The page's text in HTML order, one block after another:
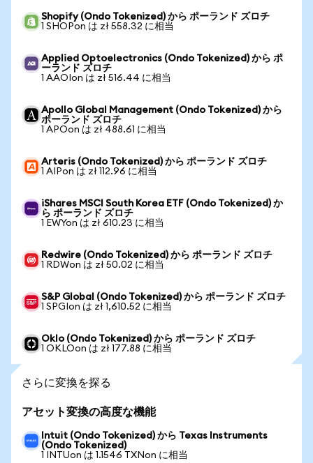
Shopify (Ondo Tokenized) から ポーランド ズロチ
1 SHOPon は zł 558.32 に相当
Applied Optoelectronics (Ondo Tokenized) から ポ
ーランド ズロチ
1 AAOIon は zł 516.44 に相当
Apollo Global Management (Ondo Tokenized) から
ポーランド ズロチ
1 APOon は zł 488.61 に相当
Arteris (Ondo Tokenized) から ポーランド ズロチ
1 AIPon は zł 112.96 に相当
iShares MSCI South Korea ETF (Ondo Tokenized) か
ら ポーランド ズロチ
1 EWYon は zł 610.23 に相当
Redwire (Ondo Tokenized) から ポーランド ズロチ
1 RDWon は zł 50.02 に相当
S&P Global (Ondo Tokenized) から ポーランド ズロチ
1 SPGIon は zł 1,610.52 に相当
Oklo (Ondo Tokenized) から ポーランド ズロチ
1 OKLOon は zł 177.88 に相当
さらに変換を探る
アセット変換の高度な機能
Intuit (Ondo Tokenized) から Texas Instruments
(Ondo Tokenized)
1 INTUon は 1.1546 TXNon に相当